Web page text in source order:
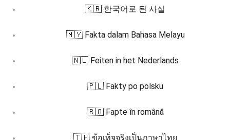
🇰🇷 한국어로 된 사실
🇲🇾 Fakta dalam Bahasa Melayu
🇳🇱 Feiten in het Nederlands
🇵🇱 Fakty po polsku
🇷🇴 Fapte în română
🇹🇭 ข้อเท็จจริงเป็นภาษาไทย